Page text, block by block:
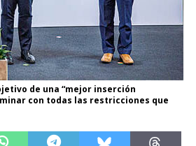
de una “mejor inserción
con todas las restricciones que